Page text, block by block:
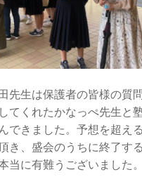
先生は保護者の皆様の質問
てくれたかなっぺ先生と
できました。予想を超え
き、盛会のうちに終了す
当に有難うございました